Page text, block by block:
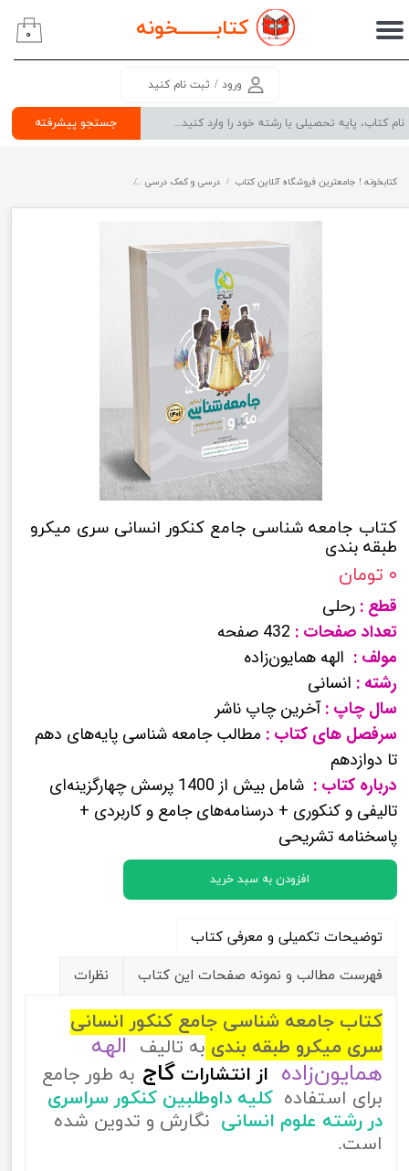
کتابــــــــخونه
جستجو پیشرفته
ورود / ثبت نام کنید
حساب کاربری من
سفارشات
۰
کتابخونه ! جامعترین فروشگاه آنلاین کتاب درسی و کمک درسی
کتاب جامعه شناسی جامع کنکور انسانی سری میکرو
طبقه بندی
۰ تومان
قطع : رحلی
تعداد صفحات :
مولف : الهه همایون‌زاده
رشته : انسانی
سال چاپ :آخرین چاپ ناشر
سرفصل های کتاب : مطالب جامعه شناسی پایه‌های دهم
تا دوازدهم
درباره کتاب :
شامل بیش از 1400 پرسش چهارگزینه‌ای
تالیفی و کنکوری + درسنامه‌های جامع و کاربردی +
پاسخنامه تشریحی
افزودن به سبد خرید
توضیحات تکمیلی و معرفی کتاب
فهرست مطالب و نمونه صفحات این کتاب
نظرات
کتاب جامعه شناسی جامع کنکور انسانی
سری میکرو طبقه بندی به تالیف
الهه
همایون‌زاده از انتشارات گاج به طور جامع
برای استفاده کلیه داوطلبین کنکور سراسری
در رشته علوم انسانی نگارش و تدوین شده
است.